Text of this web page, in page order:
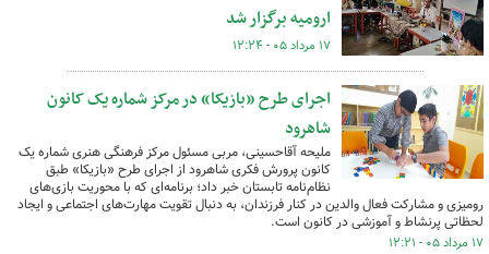
ارومیه برگزار شد
۱۷ مرداد ۰۵ - ۱۲:۲۴
اجرای طرح «بازیکا» در مرکز شماره یک کانون
شاهرود
ملیحه آقاحسینی، مربی مسئول مرکز فرهنگی هنری شماره یک
کانون پرورش فکری شاهرود از اجرای طرح «بازیکا» طبق
نظام‌نامه تابستان خبر داد؛ برنامه‌ای که با محوریت بازی‌های
رومیزی و مشارکت فعال والدین در کنار فرزندان، به دنبال تقویت مهارت‌های اجتماعی و ایجاد
لحظاتی پرنشاط و آموزشی در کانون است.
۱۷ مرداد ۰۵ - ۱۲:۲۱